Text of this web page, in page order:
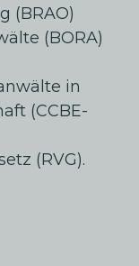
(BRAO)
(BORA)
in
(CCBE-
(RVG).